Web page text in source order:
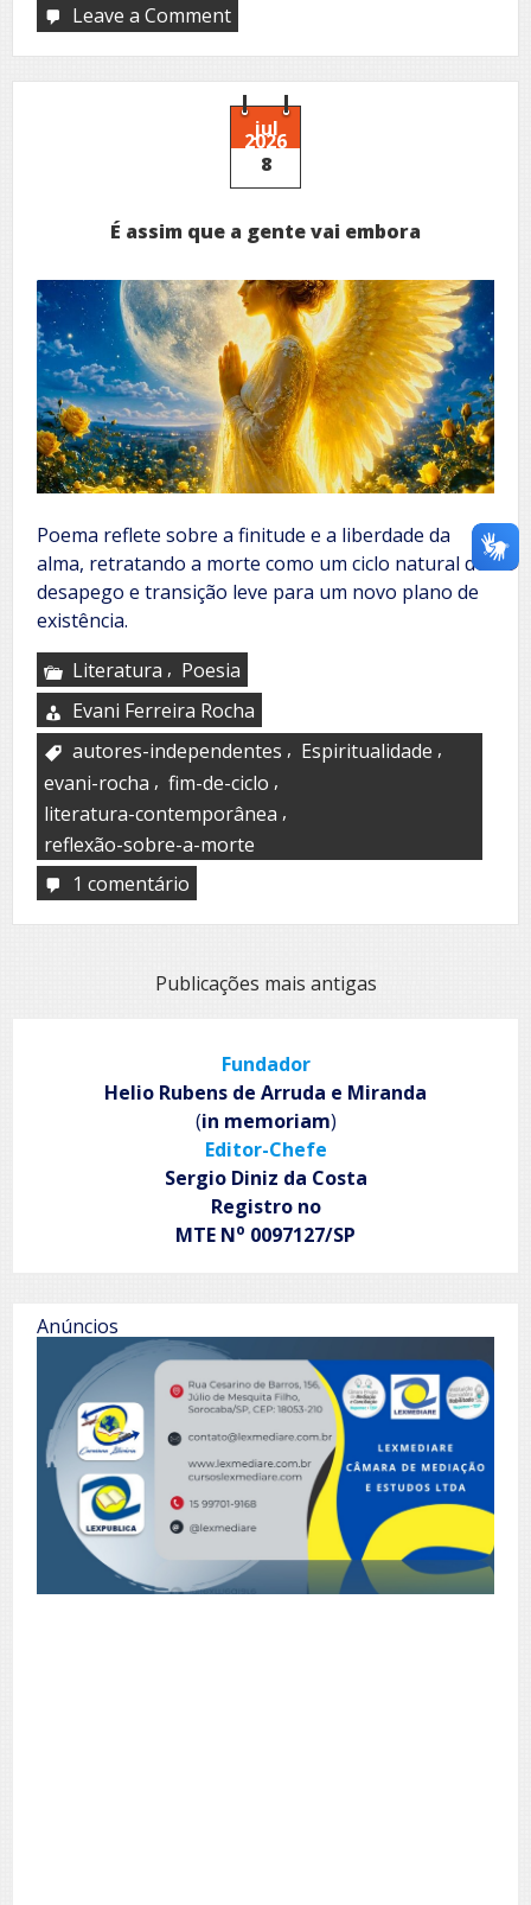
Leave a Commenton
dia
em
que
silêncio
venceu
jul
2026
8
É assim que a gente vai embora
Poema reflete sobre a finitude e a liberdade da
alma, retratando a morte como um ciclo natural de
desapego e transição leve para um novo plano de
existência.
Literatura , Poesia
Evani Ferreira Rocha
autores-independentes , Espiritualidade ,
evani-rocha , fim-de-ciclo ,
literatura-contemporânea ,
reflexão-sobre-a-morte
1 comentário
assim
a
gente
NavegaçãoPublicações mais antigas
Fundador
Helio Rubens de Arruda e Miranda
(in memoriam)
Editor-Chefe
Sergio Diniz da Costa
Registro no
MTE No 0097127/SP
Anúncios